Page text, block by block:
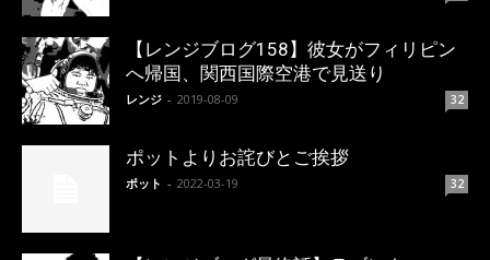
【レンジブログ158】彼女がフィリピン
へ帰国、関西国際空港で見送り
レンジ - 2019-08-09 32
ポットよりお詫びとご挨拶
ポット - 2022-03-19 32